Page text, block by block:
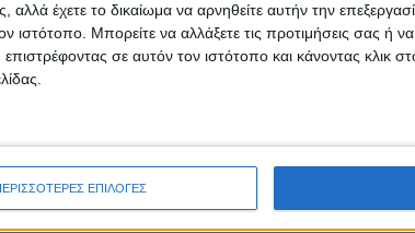
αλλά έχετε το δικαίωμα να αρνηθείτε αυτήν την
ιστότοπο. Μπορείτε να αλλάξετε τις προτιμήσεις σας ή
σε αυτόν τον ιστότοπο και κάνοντας κλικ
ΕΠΙΛΟΓΕΣ
της Καρδίτσας και ευρύτερα της Θεσσαλίας
την
κτηνοτρόφων λόγω